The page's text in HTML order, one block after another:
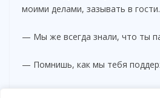
моими делами, зазывать в гости.
— Мы же всегда знали, что ты
— Помнишь, как мы тебя